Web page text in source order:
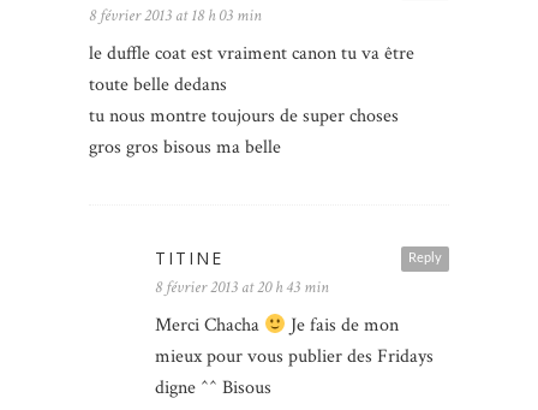
8 février 2013 at 18 h 03 min
le duffle coat est vraiment canon tu va être
toute belle dedans
tu nous montre toujours de super choses
gros gros bisous ma belle
Reply
TITINE
8 février 2013 at 20 h 43 min
Merci Chacha
Je fais de mon
mieux pour vous publier des Fridays
digne ^^ Bisous